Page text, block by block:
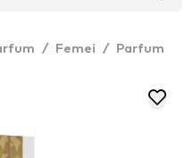
/ Femei / Parfum